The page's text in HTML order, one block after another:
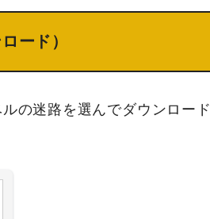
ード）
の迷路を選んでダウンロード